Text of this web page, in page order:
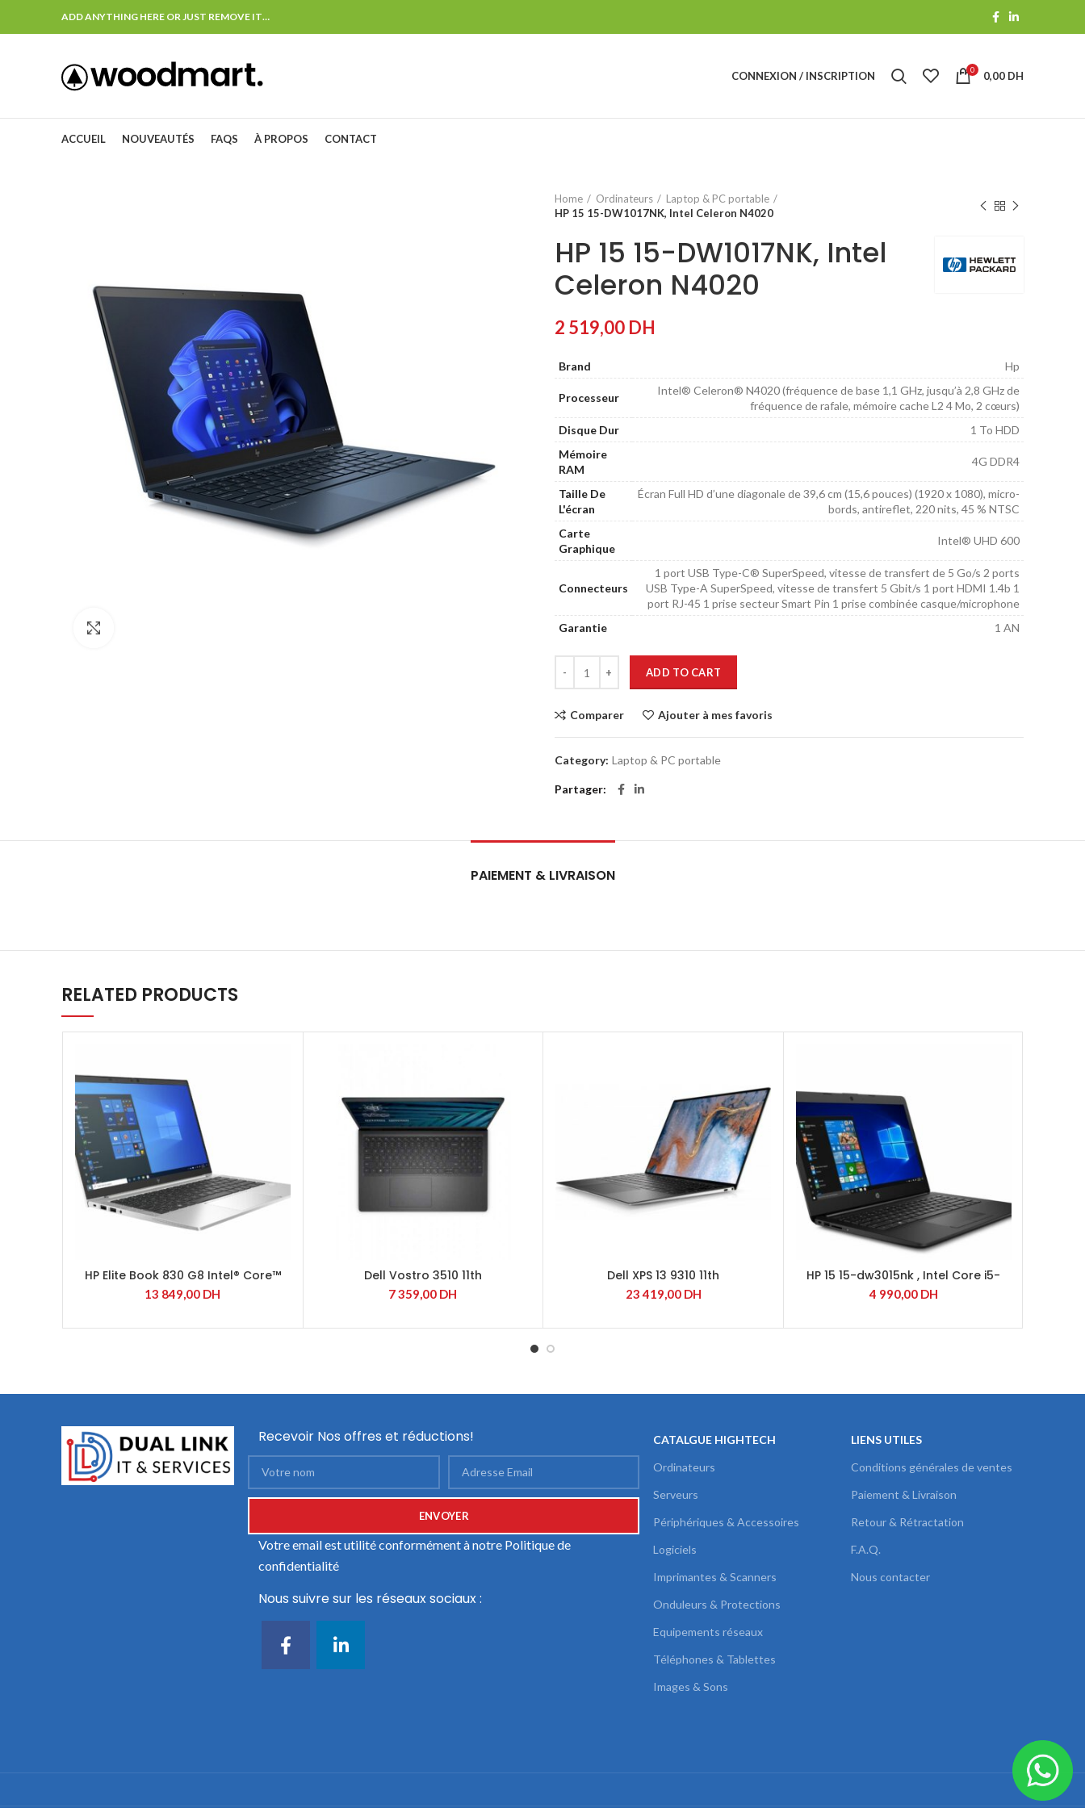
ADD ANYTHING HERE OR JUST REMOVE IT…
CONNEXION / INSCRIPTION 0 0,00 DH
ACCUEIL NOUVEAUTÉS FAQS À PROPOS CONTACT
Home Ordinateurs
Laptop & PC portable
HP 15 15-DW1017NK, Intel Celeron N4020
HP 15 15-DW1017NK, Intel
Celeron N4020
2 519,00 DH
Brand Hp
Processeur
Intel® Celeron® N4020 (fréquence de base 1,1 GHz, jusqu’à 2,8 GHz de
fréquence de rafale, mémoire cache L2 4 Mo, 2 cœurs)
Disque Dur
1 To HDD
Mémoire
RAM
4G DDR4
Taille De
L'écran
Écran Full HD d’une diagonale de 39,6 cm (15,6 pouces) (1920 x 1080), micro-
bords, antireflet, 220 nits, 45 % NTSC
Carte
Graphique
Intel® UHD 600
Connecteurs
1 port USB Type-C® SuperSpeed, vitesse de transfert de 5 Go/s 2 ports
USB Type-A SuperSpeed, vitesse de transfert 5 Gbit/s 1 port HDMI 1.4b 1
port RJ-45 1 prise secteur Smart Pin 1 prise combinée casque/microphone
Garantie
1 AN
ADD TO CART
Comparer Ajouter à mes favoris
Category: Laptop & PC portable
Partager
PAIEMENT & LIVRAISON
RELATED PRODUCTS
HP Elite Book 830 G8 Intel® Core™
i5-1135G7
13 849,00 DH
Dell Vostro 3510 11th
7 359,00 DH
Dell XPS 13 9310 11th
23 419,00 DH
HP 15 15-dw3015nk , Intel Core i5-
1135G7
4 990,00 DH
Recevoir Nos offres et réductions!
Votre email est utilité conformément à notre Politique de
confidentialité
Nous suivre sur les réseaux sociaux :
CATALGUE HIGHTECH
Ordinateurs
Serveurs
Périphériques & Accessoires
Logiciels
Imprimantes & Scanners
Onduleurs & Protections
Equipements réseaux
Téléphones & Tablettes
Images & Sons
LIENS UTILES
Conditions générales de ventes
Paiement & Livraison
Retour & Rétractation
F.A.Q.
Nous contacter